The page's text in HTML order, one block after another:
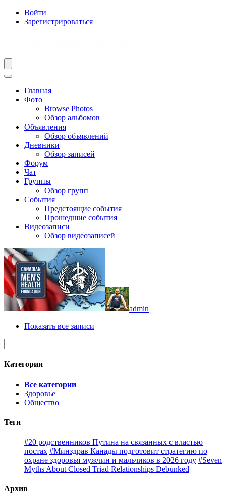
Войти
Зарегистрироваться
Главная
Фото
Browse Photos
Обзор альбомов
Объявления
Обзор объявлений
Дневники
Обзор записей
Форум
Чат
Группы
Обзор групп
События
Предстоящие события
Прошедшие события
Видеозаписи
Обзор видеозаписей
admin
Показать все записи
Категории
Все категории
Здоровье
Общество
Теги
#20 родственников Путина на связанных с властью
постах #Минздрав Канады подготовит стратегию по
охране здоровья мужчин и мальчиков в 2026 году #Seven
Myths About Closed Triad Relationships Debunked
Архив